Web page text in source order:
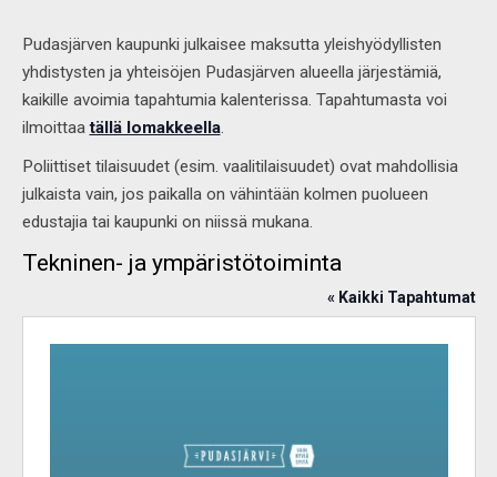
Pudasjärven kaupunki julkaisee maksutta yleishyödyllisten
yhdistysten ja yhteisöjen Pudasjärven alueella järjestämiä,
kaikille avoimia tapahtumia kalenterissa. Tapahtumasta voi
ilmoittaatällä lomakkeella.
Poliittiset tilaisuudet (esim. vaalitilaisuudet) ovat mahdollisia
julkaista vain, jos paikalla on vähintään kolmen puolueen
edustajia tai kaupunki on niissä mukana.
Tekninen- ja ympäristötoiminta
« Kaikki Tapahtumat